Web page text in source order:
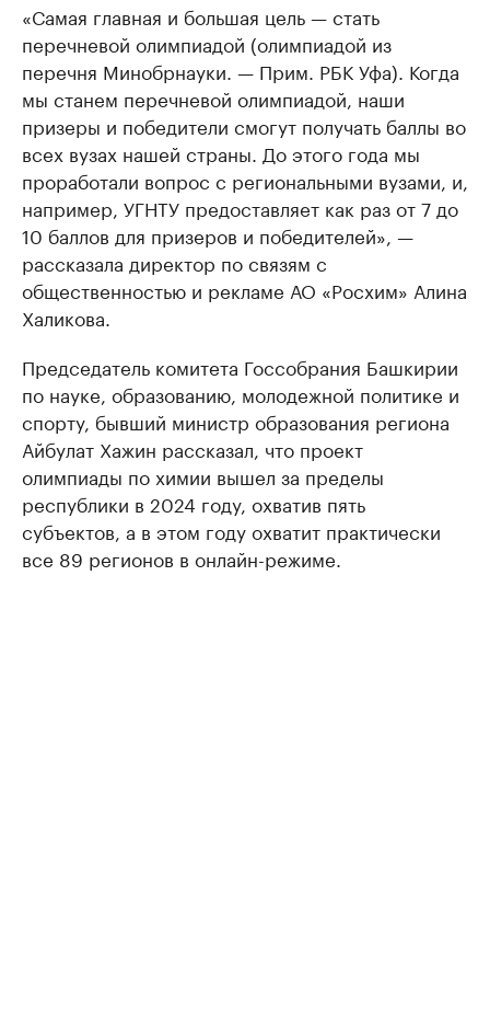
«Самая главная и большая цель — стать
перечневой олимпиадой (олимпиадой из
перечня Минобрнауки. — Прим. РБК Уфа). Когда
мы станем перечневой олимпиадой, наши
призеры и победители смогут получать баллы во
всех вузах нашей страны. До этого года мы
проработали вопрос с региональными вузами, и,
например, УГНТУ предоставляет как раз от 7 до
10 баллов для призеров и победителей», —
рассказала директор по связям с
общественностью и рекламе АО «Росхим» Алина
Халикова.
Председатель комитета Госсобрания Башкирии
по науке, образованию, молодежной политике и
спорту, бывший министр образования региона
Айбулат Хажин рассказал, что проект
олимпиады по химии вышел за пределы
республики в 2024 году, охватив пять
субъектов, а в этом году охватит практически
все 89 регионов в онлайн-режиме.